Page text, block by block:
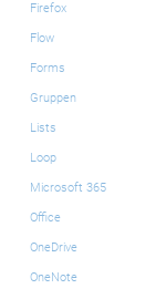
Firefox
Flow
Forms
Gruppen
Lists
Loop
Microsoft 365
Office
OneDrive
OneNote